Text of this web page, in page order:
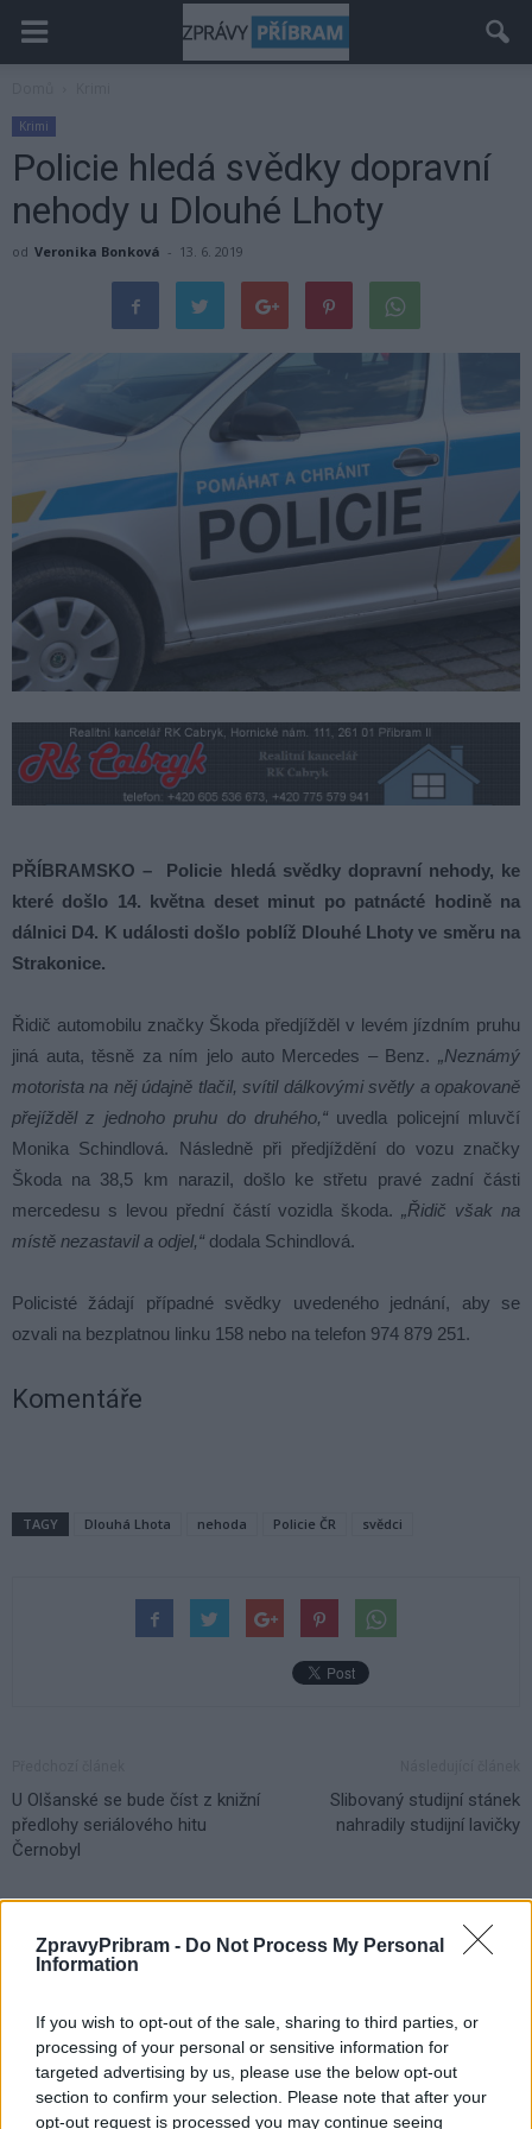
ZpravyPribram - Do Not Process My Personal
Information
If you wish to opt-out of the sale, sharing to third parties, or
processing of your personal or sensitive information for
targeted advertising by us, please use the below opt-out
section to confirm your selection. Please note that after your
opt-out request is processed you may continue seeing
Krimi
Policie hledá svědky dopravní
nehody u Dlouhé Lhoty
od Veronika Bonková - 13. 6. 2019
PŘÍBRAMSKO – Policie hledá svědky dopravní nehody, ke
které došlo 14. května deset minut po patnácté hodině na
dálnici D4. K události došlo poblíž Dlouhé Lhoty ve směru na
Strakonice.
Řidič automobilu značky Škoda předjížděl v levém jízdním pruhu
jiná auta, těsně za ním jelo auto Mercedes – Benz. „Neznámý
motorista na něj údajně tlačil, svítil dálkovými světly a opakovaně
přejížděl z jednoho pruhu do druhého,“uvedla policejní mluvčí
Monika Schindlová. Následně při předjíždění do vozu značky
Škoda na 38,5 km narazil, došlo ke střetu pravé zadní části
mercedesu s levou přední částí vozidla škoda.„Řidič však na
místě nezastavil a odjel,“ dodala Schindlová.
Policisté žádají případné svědky uvedeného jednání, aby se
ozvali na bezplatnou linku 158 nebo na telefon 974 879 251.
Komentáře
TAGY Dlouhá Lhota nehoda Policie ČR svědci
U Olšanské se bude číst z knižní
předlohy seriálového hitu
Černobyl
Slibovaný studijní stánek
nahradily studijní lavičky
SOUVISEJÍCÍ ČLÁNKY
VÍCE OD AUTORA
Vykradených aut na Příbramsku přibylo.
Policie připomíná: Auto není trezor